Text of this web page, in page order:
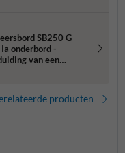
SB250 G
onderbord -
van een
producten